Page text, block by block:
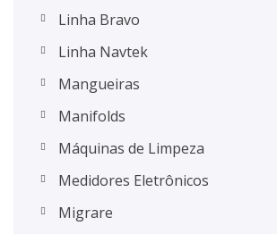
Linha Bravo
Linha Navtek
Mangueiras
Manifolds
Máquinas de Limpeza
Medidores Eletrônicos
Migrare